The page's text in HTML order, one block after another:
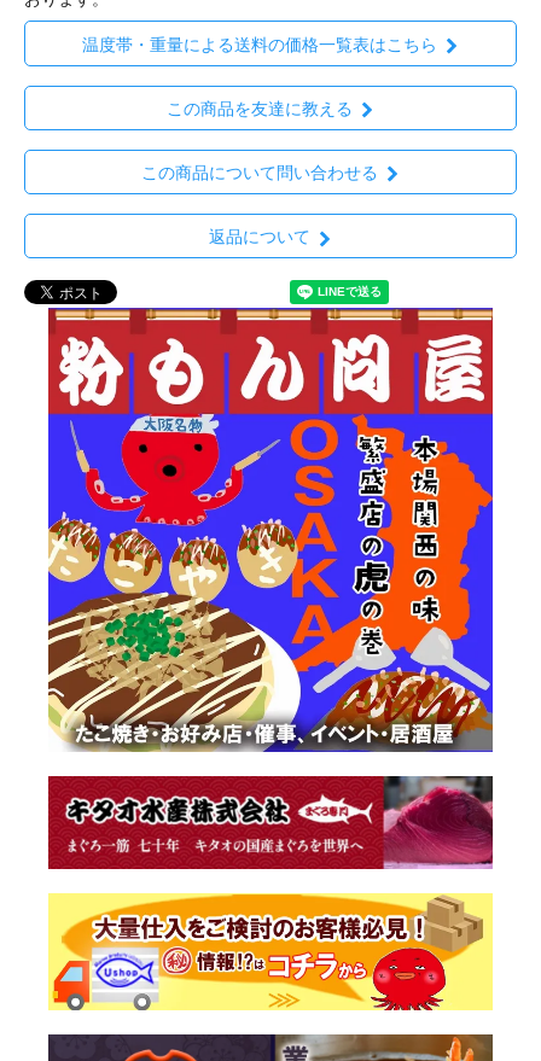
温度帯・重量による送料の価格一覧表はこちら
この商品を友達に教える
この商品について問い合わせる
返品について